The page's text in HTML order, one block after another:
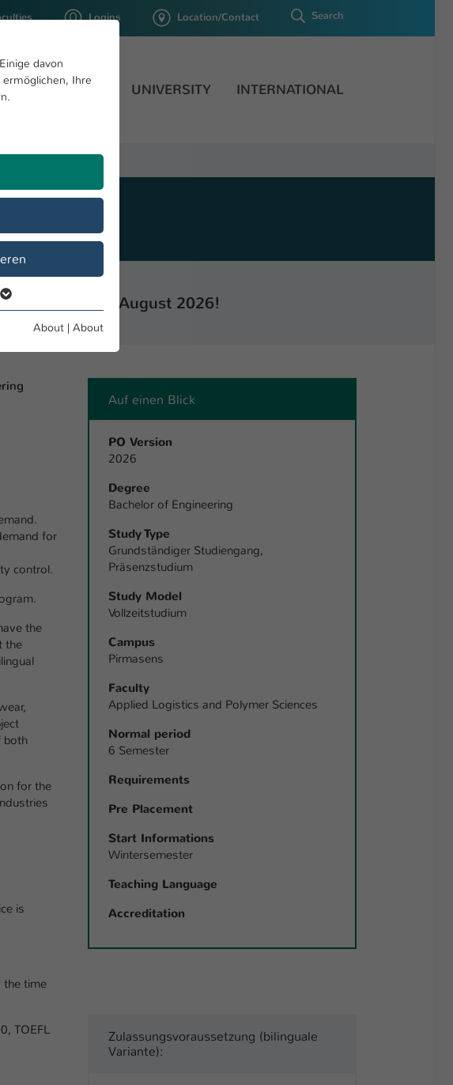
Logins Location/Contact Search
RESEARCH UNIVERSITY INTERNATIONAL
extended: 31 August 2026!
for
control.
the
the
both
for the
is
the time
TOEFL
Auf einen Blick
PO Version
2026
Degree
Bachelor of Engineering
Study Type
Grundständiger Studiengang,
Präsenzstudium
Study Model
Vollzeitstudium
Campus
Pirmasens
Faculty
Applied Logistics and Polymer Sciences
Normal period
6 Semester
Requirements
Pre Placement
Start Informations
Wintersemester
Teaching Language
Accreditation
Zulassungsvoraussetzung (bilinguale
Variante):
davon
Ihre
der
falls der
hat.
Cookie
eines Intranet-
eingeloggte
der
Daten
wie der
(Youtube,
About | About